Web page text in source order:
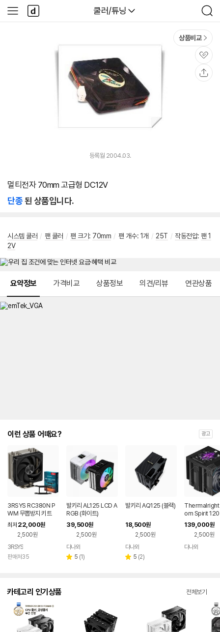
다나와
쿨러/튜닝
검
색
사
이
다
나
와
상품비교
관
심
등록월 2004.03.
멀티전자 70mm 고급형 DC12V
단종된 상품입니다.
시스템 쿨러 / 팬 쿨러 / 팬 크기 : 70mm / 팬 개수: 1개 / 25T / 작동전압: 팬 1
2V
요약정보 가격비교 상품정보 의견/리뷰 연관상품
이런 상품 어때요? 광고
3RSYS RC380N P
WM 무뽑방지 키트
최저 22,000원
2,500원
3RSYS
판매처35
발키리 AL125 LCD A
RGB (화이트)
39,500원
2,500원
페이
다나와
별 5 리
(1)
발키리 AQ125 (블랙)
18,500원
2,500원
페이
다나와
별 5 리
(2)
Thermalright
om Spirit 120
N EVO 서린
139,000원
2,500원
다나와
카테고리 인기상품 전체보기